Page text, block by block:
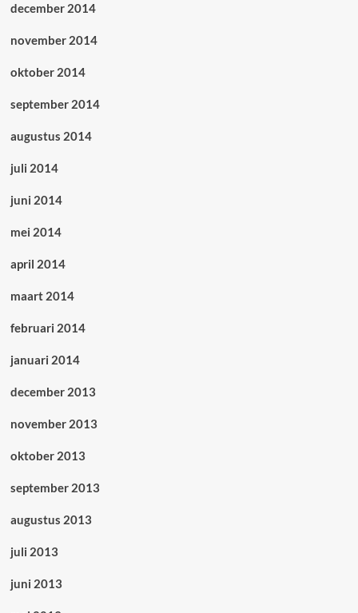
december 2014
november 2014
oktober 2014
september 2014
augustus 2014
juli 2014
juni 2014
mei 2014
april 2014
maart 2014
februari 2014
januari 2014
december 2013
november 2013
oktober 2013
september 2013
augustus 2013
juli 2013
juni 2013